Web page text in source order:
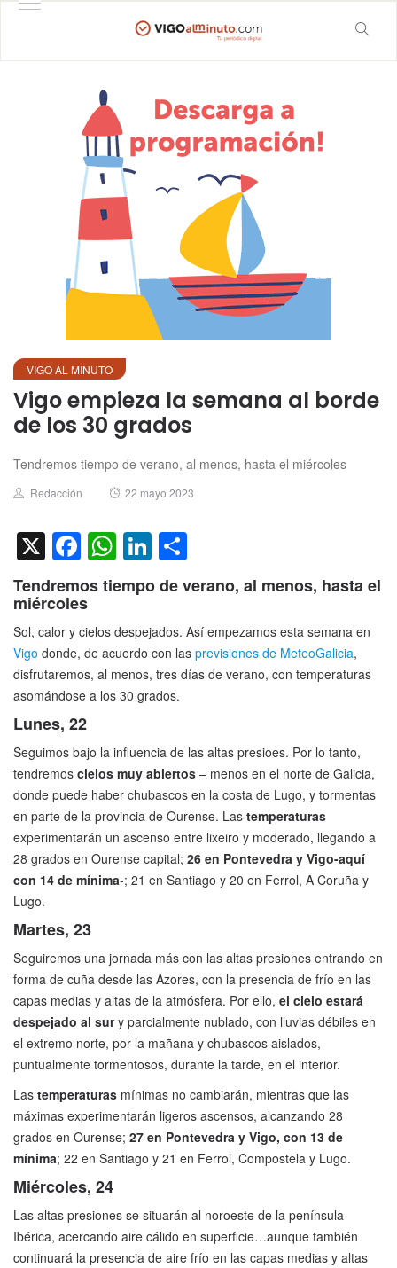
VIGO AL MINUTO
Vigo empieza la semana al borde
de los 30 grados
Tendremos tiempo de verano, al menos, hasta el miércoles
Author
Redacción
Posted
22 mayo 2023
X Facebook
WhatsApp
LinkedIn
Tendremos tiempo de verano, al menos, hasta el
miércoles
Sol, calor y cielos despejados. Así empezamos esta semana en
Vigo donde, de acuerdo con las previsiones de MeteoGalicia,
disfrutaremos, al menos, tres días de verano, con temperaturas
asomándose a los 30 grados.
Lunes, 22
Seguimos bajo la influencia de las altas presioes. Por lo tanto,
tendremos cielos muy abiertos – menos en el norte de Galicia,
donde puede haber chubascos en la costa de Lugo, y tormentas
en parte de la provincia de Ourense. Las temperaturas
experimentarán un ascenso entre lixeiro y moderado, llegando a
28 grados en Ourense capital; 26 en Pontevedra y Vigo-aquí
con 14 de mínima-; 21 en Santiago y 20 en Ferrol, A Coruña y
Lugo.
Martes, 23
Seguiremos una jornada más con las altas presiones entrando en
forma de cuña desde las Azores, con la presencia de frío en las
capas medias y altas de la atmósfera. Por ello, el cielo estará
despejado al sury parcialmente nublado, con lluvias débiles en
el extremo norte, por la mañana y chubascos aislados,
puntualmente tormentosos, durante la tarde, en el interior.
Las temperaturas mínimas no cambiarán, mientras que las
máximas experimentarán ligeros ascensos, alcanzando 28
grados en Ourense; 27 en Pontevedra y Vigo, con 13 de
mínima; 22 en Santiago y 21 en Ferrol, Compostela y Lugo.
Miércoles, 24
Las altas presiones se situarán al noroeste de la península
Ibérica, acercando aire cálido en superficie…aunque también
continuará la presencia de aire frío en las capas medias y altas